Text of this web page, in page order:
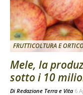
FRUTTICOLTURA E
Mele, la
sotto i 10
Di Redazione Terra e Vita 6